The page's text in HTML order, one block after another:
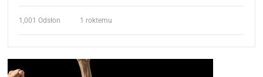
1,001 Odsłon 1 roktemu